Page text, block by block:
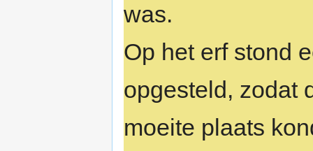
was.
Op het erf stond
opgesteld, zodat
moeite plaats